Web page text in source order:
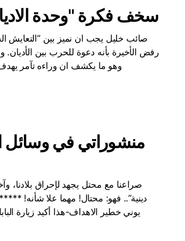
سخف فكرة "وحدة
صائب خليل يجب ان نميز بين “التعايش
رفض الأخيرة بأنه دعوة للحرب بين الأديان.
وهو ما يكشف ان وراءه تآمر
منشوراتي في وسائل
صراعنا مع محتل يجهد لإحراق بلادنا،
دينية”.. فهو: محتال! مهما علا شأنه!
يوني خطير الاهداف-هذا أكيد زيارة